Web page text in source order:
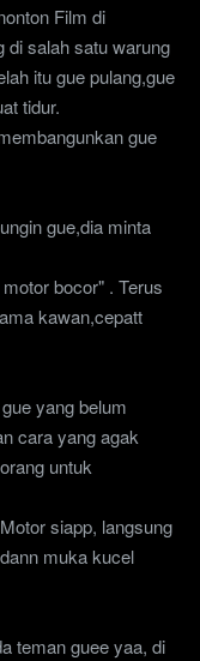
Film di
di salah satu warung
itu gue pulang,gue
tidur.
gue
gue,dia minta
bocor" . Terus
kawan,cepatt
yang belum
cara yang agak
untuk
siapp, langsung
muka kucel
teman guee yaa, di